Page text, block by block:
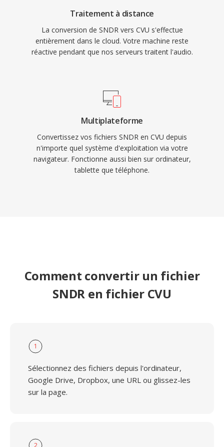
Traitement à distance
La conversion de SNDR vers CVU s'effectue
entièrement dans le cloud. Votre machine reste
réactive pendant que nos serveurs traitent l'audio.
Multiplateforme
Convertissez vos fichiers SNDR en CVU depuis
n'importe quel système d'exploitation via votre
navigateur. Fonctionne aussi bien sur ordinateur,
tablette que téléphone.
Comment convertir un fichier
SNDR en fichier CVU
1
Sélectionnez des fichiers depuis l'ordinateur,
Google Drive, Dropbox, une URL ou glissez-les
sur la page.